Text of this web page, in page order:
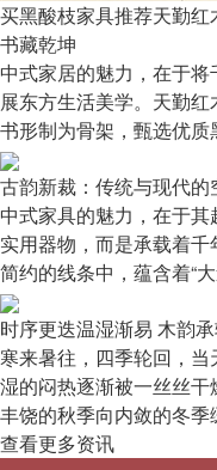
买黑酸枝家具推荐天勤
书藏乾坤
中式家居的魅力，在于
展东方生活美学。天勤
书形制为骨架，甄选优
古韵新裁：传统与现代的
中式家具的魅力，在于
实用器物，而是承载着
简约的线条中，蕴含着“
时序更迭温湿渐易 木韵
寒来暑往，四季轮回，
湿的闷热逐渐被一丝丝
丰饶的秋季向内敛的冬
查看更多资讯